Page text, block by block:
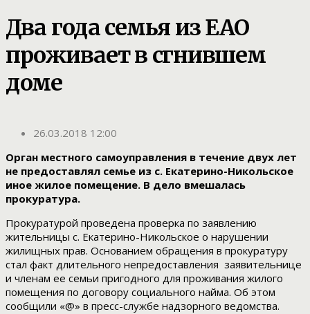
Два года семья из ЕАО
проживает в сгнившем
доме
26.03.2018 12:00
Орган местного самоуправления в течение двух лет
не предоставлял семье из с. Екатерино-Никольское
иное жилое помещение. В дело вмешалась
прокуратура.
Прокуратурой проведена проверка по заявлению
жительницы с. Екатерино-Никольское о нарушении
жилищных прав. Основанием обращения в прокуратуру
стал факт длительного непредоставления заявительнице
и членам ее семьи пригодного для проживания жилого
помещения по договору социального найма. Об этом
сообщили «@» в пресс-службе надзорного ведомства.